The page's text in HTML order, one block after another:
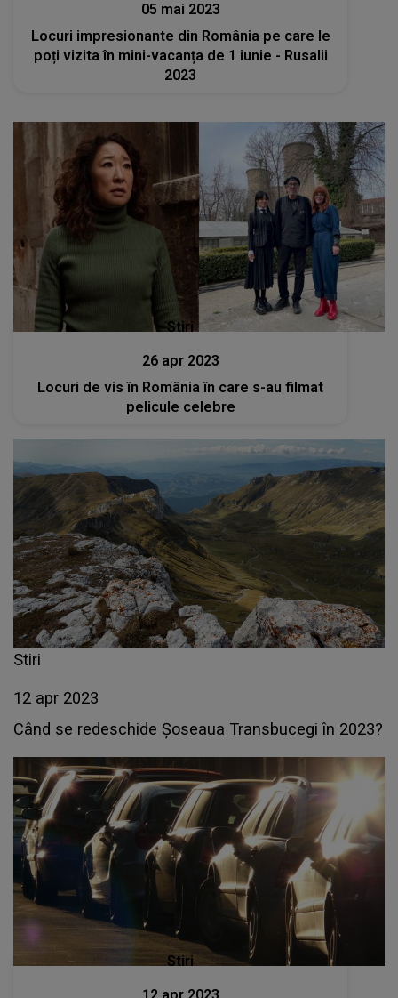
05 mai 2023
Locuri impresionante din România pe care le
poți vizita în mini-vacanța de 1 iunie - Rusalii
2023
Stiri
26 apr 2023
Locuri de vis în România în care s-au filmat
pelicule celebre
Stiri
12 apr 2023
Când se redeschide Șoseaua Transbucegi în 2023?
Stiri